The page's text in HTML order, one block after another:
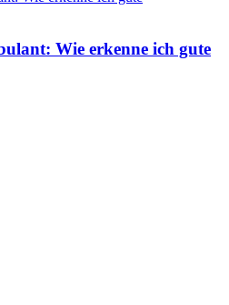
Wie erkenne ich gute